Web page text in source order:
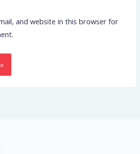
and website in this browser for